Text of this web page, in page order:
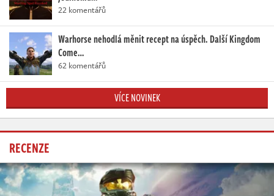
22 komentářů
Warhorse nehodlá měnit recept na úspěch. Další Kingdom
Come…
62 komentářů
VÍCE NOVINEK
RECENZE